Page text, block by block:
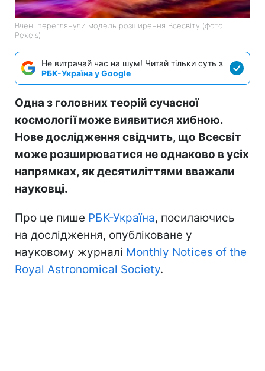
Вчені переглянули модель розширення Всесвіту (фото:
Pexels)
Не витрачай час на шум! Читай тільки суть з
РБК-Україна у Google
Одна з головних теорій сучасної
космології може виявитися хибною.
Нове дослідження свідчить, що Всесвіт
може розширюватися не однаково в усіх
напрямках, як десятиліттями вважали
науковці.
Про це пише РБК-Україна, посилаючись
на дослідження, опубліковане у
науковому журналі Monthly Notices of the
Royal Astronomical Society.